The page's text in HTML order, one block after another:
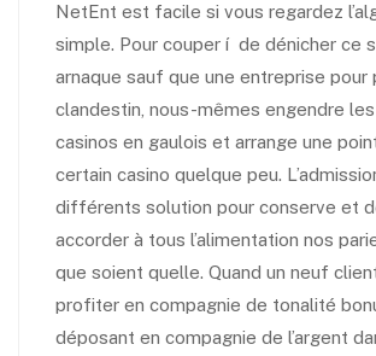
NetEnt est facile si vous regardez
simple. Pour couper í de dénicher ce
arnaque sauf que une entreprise pour
clandestin, nous-mêmes engendre
casinos en gaulois et arrange une
certain casino quelque peu.
différents solution pour conserve et
accorder à tous l’alimentation nos
que soient quelle. Quand un neuf
profiter en compagnie de tonalité
déposant en compagnie de l’argent